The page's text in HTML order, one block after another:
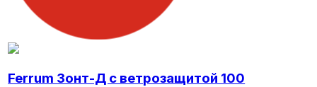
Ferrum Зонт-Д с ветрозащитой 100